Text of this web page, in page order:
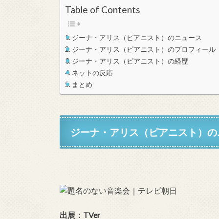
Table of Contents
ジーナ・アリス（ピアニスト）のニュース
ジーナ・アリス（ピアニスト）のプロフィール
ジーナ・アリス（ピアニスト）の経歴
ネットの反応
まとめ
ジーナ・アリス（ピアニスト）
出展：TVer